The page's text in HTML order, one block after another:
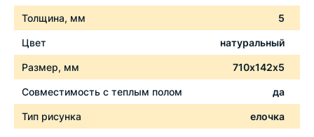
Толщина, мм 5
Цвет натуральный
Размер, мм 710х142х5
Совместимость с теплым полом да
Тип рисунка елочка